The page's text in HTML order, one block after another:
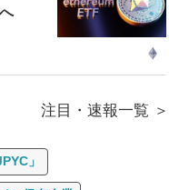
注目・速報一覧
」